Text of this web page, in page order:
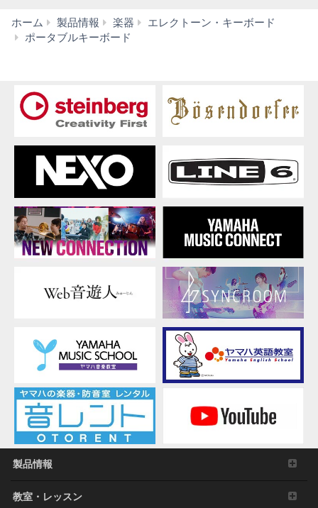
ホーム 製品情報 楽器
エレクトーン・キーボード
ポータブルキーボード
製品情報
教室・レッスン